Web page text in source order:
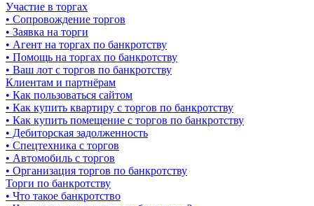
Участие в торгах
• Сопровождение торгов
• Заявка на торги
• Агент на торгах по банкротству
• Помощь на торгах по банкротству
• Ваш лот с торгов по банкротству
Клиентам и партнёрам
• Как пользоваться сайтом
• Как купить квартиру с торгов по банкротству
• Как купить помещение с торгов по банкротству
• Дебиторская задолженность
• Спецтехника с торгов
• Автомобиль с торгов
• Организация торгов по банкротству
Торги по банкротству
• Что такое банкротство